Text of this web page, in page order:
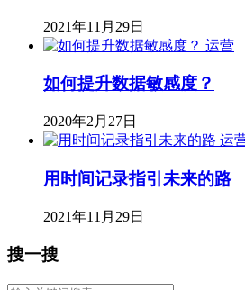
2021年11月29日
运营
如何提升数据敏感度？
2020年2月27日
运
用时间记录指引未来的路
2021年11月29日
搜一搜